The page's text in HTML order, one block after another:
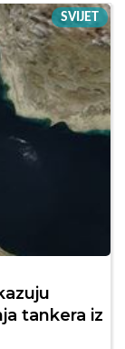
SVIJET
tankera iz